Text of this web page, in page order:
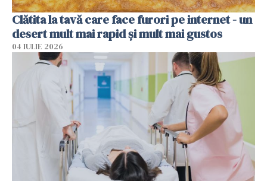
Clătita la tavă care face furori pe internet - un
desert mult mai rapid și mult mai gustos
04 IULIE 2026